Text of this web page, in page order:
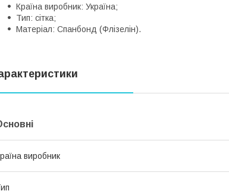
Країна виробник: Україна;
Тип: сітка;
Матеріал: Спанбонд (Флізелін).
виробник